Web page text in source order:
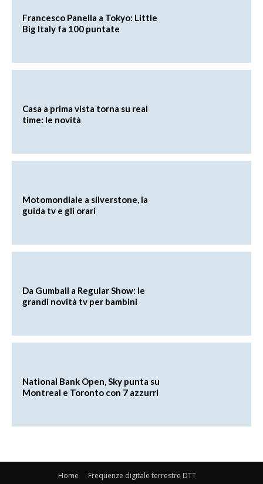
Francesco Panella a Tokyo: Little
Big Italy fa 100 puntate
Casa a prima vista torna su real
time: le novità
Motomondiale a silverstone, la
guida tv e gli orari
Da Gumball a Regular Show: le
grandi novità tv per bambini
National Bank Open, Sky punta su
Montreal e Toronto con 7 azzurri
Home
Frequenze digitale terrestre DTT